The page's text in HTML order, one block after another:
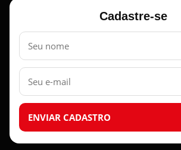
Cadastre-se
Nome
E-
mail
ENVIAR CADASTRO